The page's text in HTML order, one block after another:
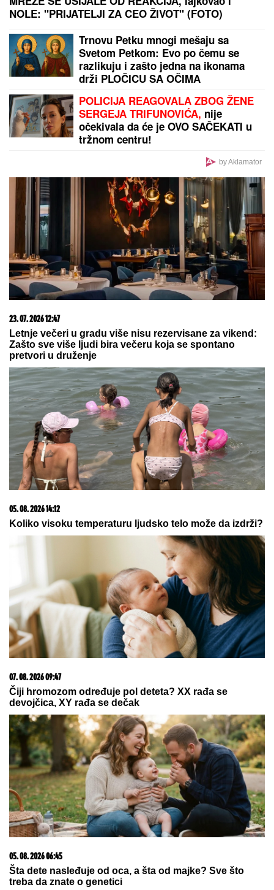
"STVARNO JESAM SPONZORUŠA I SKUPA SAM!"
Ćerka pokojnog pevača šokirala javnost priznanjem,
pa otkrila šta ZAHTEVA od muškaraca
Hitno uključivanje Mustafe Durdžića
u emisiju, otkrio detalje video poziva
sa Majom: "Mevlida je ljuta na nju"
KRATAK ŠORTS OTKRIO CELU
BUTINU:Milena Popović dala sebi
oduška u bašti restorana, SVI
POLETELI DA KOMENTARIŠU!
(FOTO)
Toni Bijelić objavio sliku sa SVETSKIM GLUMCEM,
MREŽE SE USIJALE OD REAKCIJA, lajkovao i
NOLE: "PRIJATELJI ZA CEO ŽIVOT" (FOTO)
Trnovu Petku mnogi mešaju sa
Svetom Petkom: Evo po čemu se
razlikuju i zašto jedna na ikonama
drži PLOČICU SA OČIMA
SERGEJA TRIFUNOVIĆA,nije
očekivala da će je OVO SAČEKATI u
by Aklamator
23. 07. 2026 12:47
Letnje večeri u gradu više nisu rezervisane za vikend:
Zašto sve više ljudi bira večeru koja se spontano
pretvori u druženje